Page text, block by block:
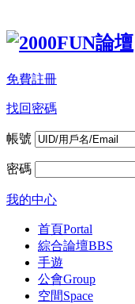
免費註冊
找回密碼
帳號
密碼
我的中心
首頁Portal
綜合論壇BBS
手遊
公會Group
空間Space